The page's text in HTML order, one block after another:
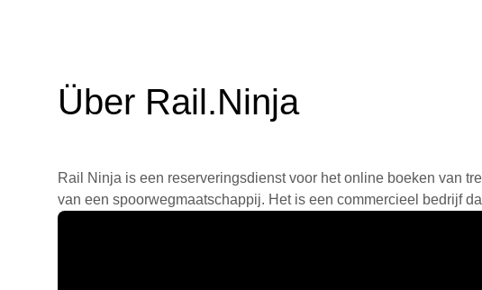
Über Rail.Ninja
Rail Ninja is een reserveringsdienst voor het online boeken van
van een spoorwegmaatschappij. Het is een commercieel bedrijf